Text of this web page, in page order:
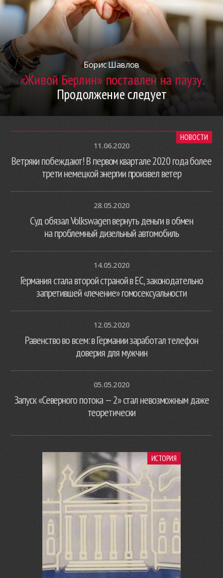
Борис Шавлов
«Живой Берлин» поставлен на паузу.
Продолжение следует
НОВОСТИ
11.06.2020
Ветряки побеждают! В первом квартале 2020 года более
трети немецкой энергии произвел ветер
28.05.2020
Суд обязал Volkswagen вернуть деньги в обмен
на проблемный дизельный автомобиль
14.05.2020
Германия стала второй страной в ЕС, законодательно
запретившей «лечение» гомосексуальности
12.05.2020
Равенство во всем: в Германии заработал телефон
доверия для мужчин
05.05.2020
Запуск «Северного потока — 2» стал невозможным даже
теоретически
ИСТОРИЯ